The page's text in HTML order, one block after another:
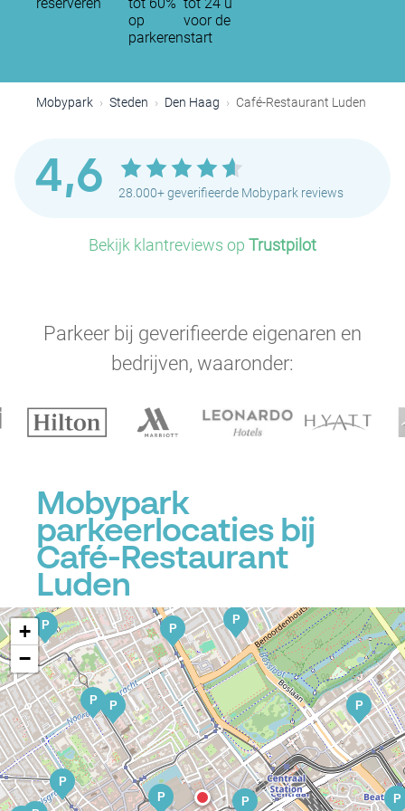
op
parkeren
voor de
start
Mobypark Steden Den Haag Café-Restaurant Luden
4,6 28.000+ geverifieerde Mobypark reviews
Bekijk klantreviews op Trustpilot
Parkeer bij geverifieerde eigenaren en
bedrijven, waaronder:
Mobypark
parkeerlocaties bij
Café-Restaurant
Luden
P P
P
P
P
P
P
P
P
P
+
−